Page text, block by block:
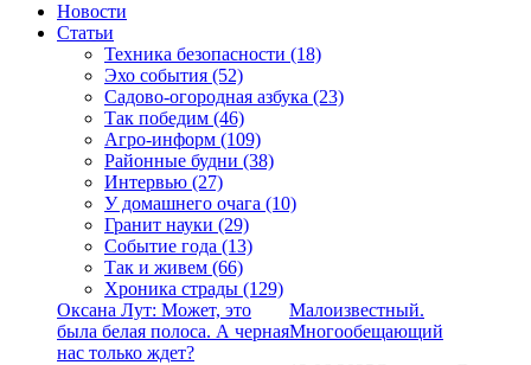
Новости
Статьи
Техника безопасности (18)
Эхо события (52)
Садово-огородная азбука (23)
Так победим (46)
Агро-информ (109)
Районные будни (38)
Интервью (27)
У домашнего очага (10)
Гранит науки (29)
Событие года (13)
Так и живем (66)
Хроника страды (129)
Малоизвестный.
Многообещающий
Оксана Лут: Может, это
была белая полоса. А черная
нас только ждет?